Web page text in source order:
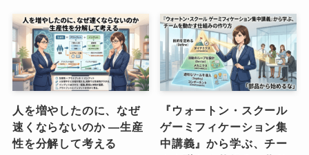
人を増やしたのに、なぜ
速くならないのか ―生産
性を分解して考える
『ウォートン・スクール
ゲーミフィケーション集
中講義』から学ぶ、チー